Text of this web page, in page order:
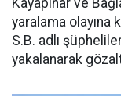
Kayapınar ve
yaralama olayına
S.B. adlı
yakalanarak